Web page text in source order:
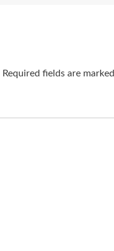
Required fields are marked